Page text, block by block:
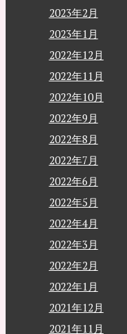
2023年2月
2023年1月
2022年12月
2022年11月
2022年10月
2022年9月
2022年8月
2022年7月
2022年6月
2022年5月
2022年4月
2022年3月
2022年2月
2022年1月
2021年12月
2021年11月